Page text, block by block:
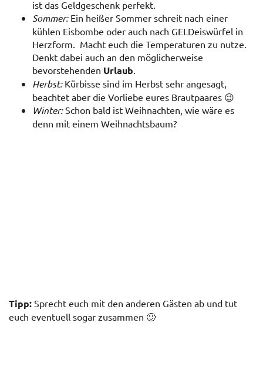
ist das Geldgeschenk perfekt.
Sommer:Ein heißer Sommer schreit nach einer
kühlen Eisbombe oder auch nach GELDeiswürfel in
Herzform. Macht euch die Temperaturen zu nutze.
Denkt dabei auch an den möglicherweise
bevorstehenden Urlaub
Herbst:Kürbisse sind im Herbst sehr angesagt,
beachtet aber die Vorliebe eures Brautpaares 😉
Winter:Schon bald ist Weihnachten, wie wäre es
denn mit einem Weihnachtsbaum?
Tipp: Sprecht euch mit den anderen Gästen ab und tut
euch eventuell sogar zusammen 🙂